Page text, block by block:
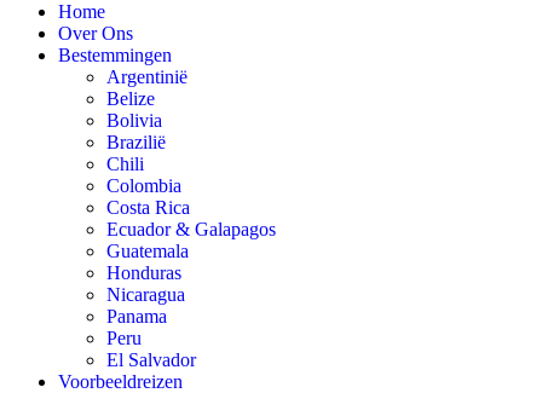
Home
Over Ons
Bestemmingen
Argentinië
Belize
Bolivia
Brazilië
Chili
Colombia
Costa Rica
Ecuador & Galapagos
Guatemala
Honduras
Nicaragua
Panama
Peru
El Salvador
Voorbeeldreizen